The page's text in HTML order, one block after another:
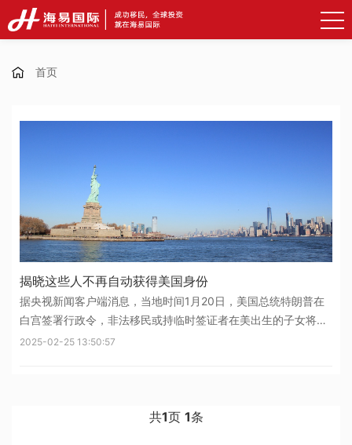
首页
揭晓这些人不再自动获得美国身份
据央视新闻客户端消息，当地时间1月20日，美国总统特朗普在
白宫签署行政令，非法移民或持临时签证者在美出生的子女将不
再自动获得美国身份。该行政令将在发布30天后生效，适用于届
2025-02-25 13:50:57
共1页 1条